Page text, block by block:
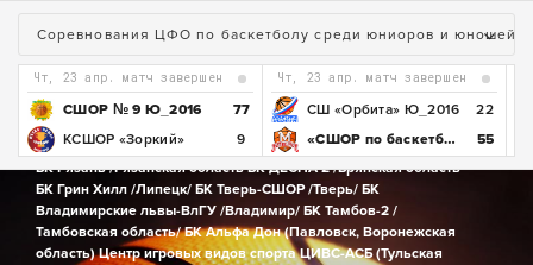
Соревнования ЦФО по баскетболу среди юниоров и юношей в
чт, 23 апр. матч завершен
СШОР № 9 Ю_2016
77
КСШОР «Зоркий»
9
чт, 23 апр. матч завершен
СШ «Орбита» Ю_2016
22
«СШОР по баскетболу»
55
"МКЦ ЦФО по баскетболу"
Город:
Центральный Федеральный Округ
Команды:
БК Рязань /Рязанская область БК ДЕСНА 2 /Брянская область
БК Грин Хилл /Липецк/ БК Тверь-СШОР /Тверь/ БК
Владимирские львы-ВлГУ /Владимир/ БК Тамбов-2 /
Тамбовская область/БК Альфа Дон (Павловск, Воронежская
область) Центр игровых видов спорта ЦИВС-АСБ (Тульская